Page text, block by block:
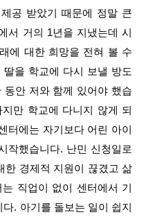
공 받았기 때문에 정말 큰
서 거의 1년을 지냈는데 시
에 대한 희망을 전혀 볼 수
을 학교에 다시 보낼 방도
동안 저와 함께 있어야 했습
만 학교에 다니지 않게 되
터에는 자기보다 어린 아이
작했습니다. 난민 신청일로
한 경제적 지원이 끊겼고 삶
직업이 없이 센터에서 기
. 아기를 돌보는 일이 쉽지